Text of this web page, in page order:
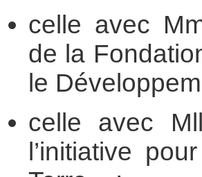
celle avec
de la
le
celle avec
l’initiative